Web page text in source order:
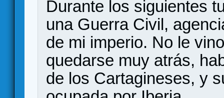
Durante los siguientes
una Guerra Civil,
de mi imperio. No le
quedarse muy atrás,
de los Cartagineses, y